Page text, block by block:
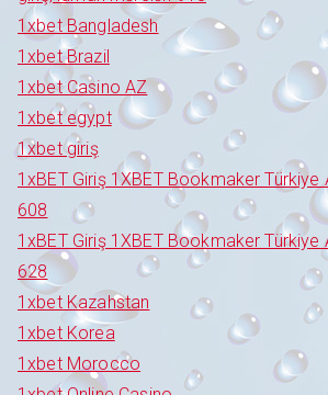
1xbet Bangladesh
1xbet Brazil
1xbet Casino AZ
1xbet egypt
1xbet giriş
1xBET Giriş 1XBET Bookmaker Türkiye
608
1xBET Giriş 1XBET Bookmaker Türkiye
628
1xbet Kazahstan
1xbet Korea
1xbet Morocco